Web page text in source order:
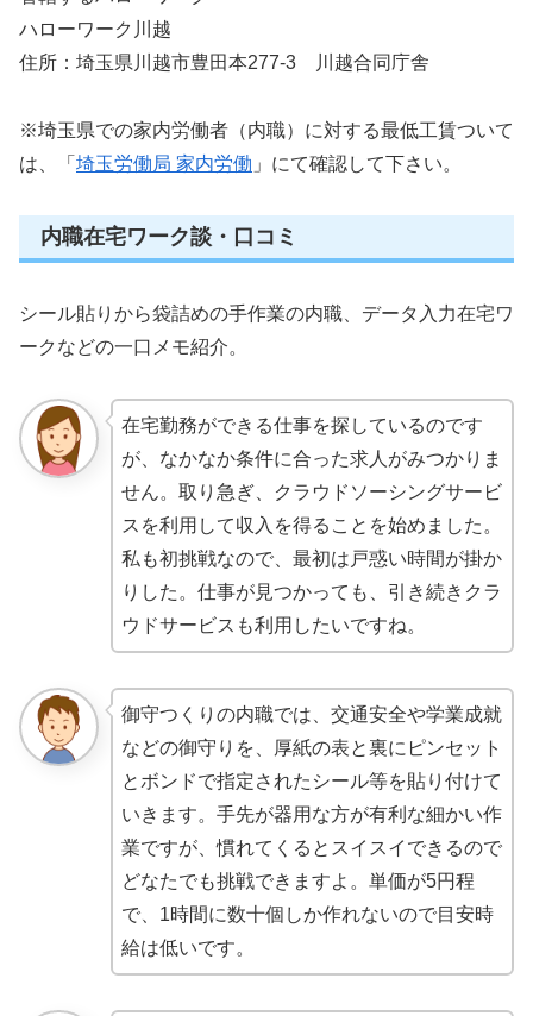
ハローワーク川越
住所：埼玉県川越市豊田本277-3 川越合同庁舎
※埼玉県での家内労働者（内職）に対する最低工賃ついて
は、「 埼玉労働局 家内労働 」にて確認して下さい。
内職在宅ワーク談・口コミ
シール貼りから袋詰めの手作業の内職、データ入力在宅ワ
ークなどの一口メモ紹介。
在宅勤務ができる仕事を探しているのです
が、なかなか条件に合った求人がみつかりま
せん。取り急ぎ、クラウドソーシングサービ
スを利用して収入を得ることを始めました。
私も初挑戦なので、最初は戸惑い時間が掛か
りした。仕事が見つかっても、引き続きクラ
ウドサービスも利用したいですね。
御守つくりの内職では、交通安全や学業成就
などの御守りを、厚紙の表と裏にピンセット
とボンドで指定されたシール等を貼り付けて
いきます。手先が器用な方が有利な細かい作
業ですが、慣れてくるとスイスイできるので
どなたでも挑戦できますよ。単価が5円程
で、1時間に数十個しか作れないので目安時
給は低いです。